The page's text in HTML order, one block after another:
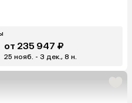
от 235 947 ₽
25 нояб. - 3 дек., 8 н.